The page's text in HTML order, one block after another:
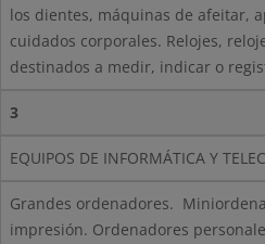
los dientes, máquinas de afeitar,
cuidados corporales. Relojes,
destinados a medir, indicar o
3
EQUIPOS DE INFORMÁTICA Y
Grandes ordenadores.
impresión. Ordenadores